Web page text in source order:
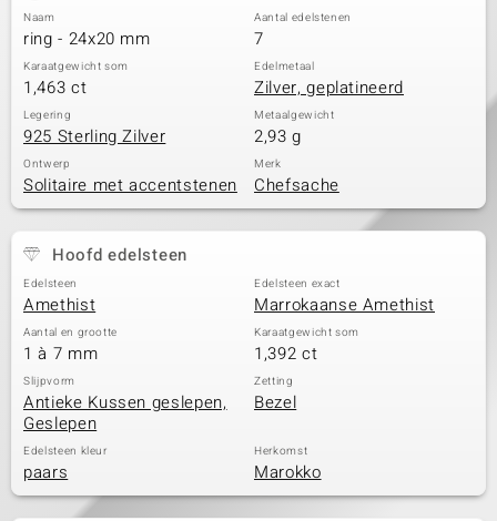
Naam
ring - 24x20 mm
Aantal edelstenen
7
Karaatgewicht som
1,463 ct
Edelmetaal
Zilver, geplatineerd
Legering
925 Sterling Zilver
Metaalgewicht
2,93 g
Ontwerp
Solitaire met accentstenen
Merk
Chefsache
Hoofd edelsteen
Edelsteen
Amethist
Edelsteen exact
Marrokaanse Amethist
Aantal en grootte
1 à 7 mm
Karaatgewicht som
1,392 ct
Slijpvorm
Antieke Kussen geslepen,
Geslepen
Zetting
Bezel
Edelsteen kleur
paars
Herkomst
Marokko